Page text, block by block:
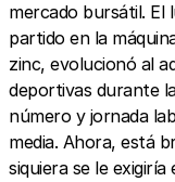
mercado bursátil.
partido en la
zinc, evolucionó al
deportivas durante
número y jornada
media. Ahora, está
siquiera se le